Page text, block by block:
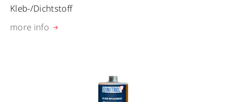
Kleb-/Dichtstoff
more info